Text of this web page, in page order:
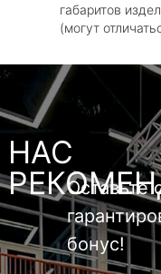
габаритов
(могут
Оставьте
бонус!
НАС